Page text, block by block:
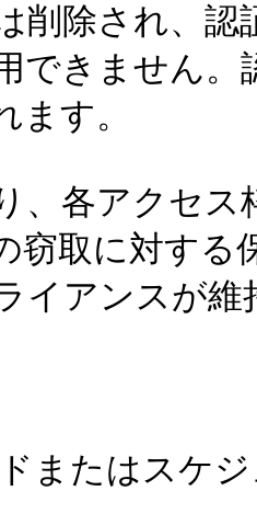
削除され、
できません
ます。
、各アクセ
窃取に対する
イアンスが維
またはスケジ